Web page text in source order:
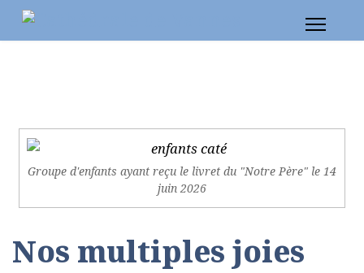
Groupe d'enfants ayant reçu le livret du "Notre Père" le 14
juin 2026
Nos multiples joies